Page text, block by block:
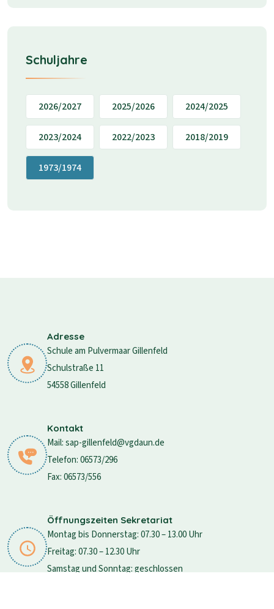
Schuljahre
2026/2027 2025/2026 2024/2025
2023/2024 2022/2023 2018/2019
1973/1974
Adresse
Schule am Pulvermaar Gillenfeld
Schulstraße 11
54558 Gillenfeld
Kontakt
Mail: sap-gillenfeld@vgdaun.de
Telefon: 06573/296
Fax: 06573/556
Öffnungszeiten Sekretariat
Montag bis Donnerstag: 07.30 – 13.00 Uhr
Freitag: 07.30 – 12.30 Uhr
Samstag und Sonntag: geschlossen